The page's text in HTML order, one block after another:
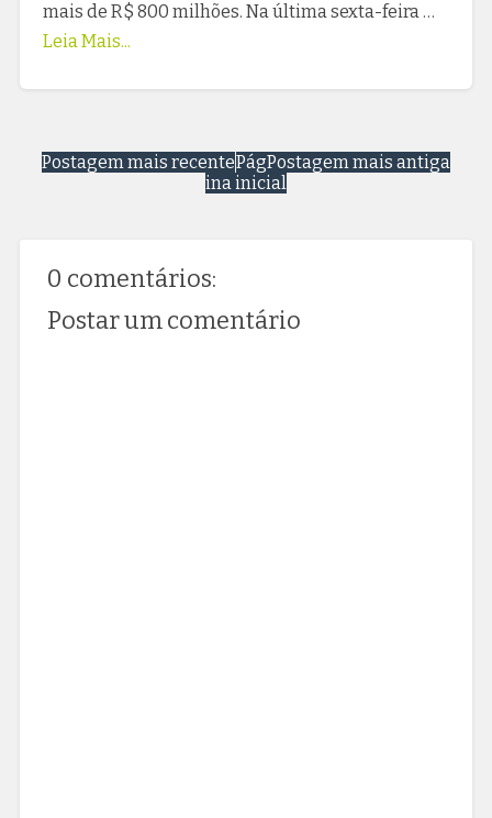
mais de R$ 800 milhões. Na última sexta-feira …
Leia Mais...
Postagem mais recente Postagem mais antiga
Pág
ina inicial
0 comentários:
Postar um comentário